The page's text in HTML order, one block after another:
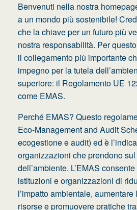
Benvenuti nella nostra
a un mondo più sostenibile!
che la chiave per un futuro più
nostra responsabilità. Per
il collegamento più importante
impegno per la tutela
superiore: il Regolamento UE
come EMAS.
Perché EMAS? Questo
Eco-Management and Audit
ecogestione e audit) ed è
organizzazioni che prendono
dell’ambiente. L’EMAS
istituzioni e organizzazioni di
l’impatto ambientale, aumentare
risorse e promuovere pratiche